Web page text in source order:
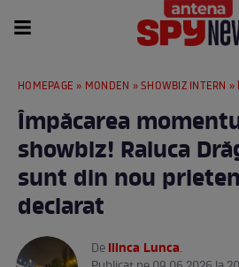
HOMEPAGE » MONDEN »SHOWBIZ INTERN »
Împăcarea
showbiz! Raluca
sunt din nou
declarat
DeIlinca Lunca.